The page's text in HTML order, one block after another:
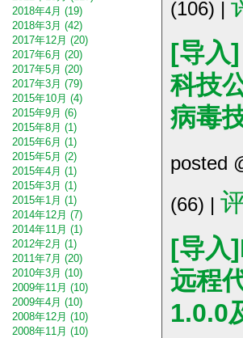
2018年4月 (19)
2018年3月 (42)
2017年12月 (20)
2017年6月 (20)
2017年5月 (20)
2017年3月 (79)
2015年10月 (4)
2015年9月 (6)
2015年8月 (1)
2015年6月 (1)
2015年5月 (2)
2015年4月 (1)
2015年3月 (1)
2015年1月 (1)
2014年12月 (7)
2014年11月 (1)
2012年2月 (1)
2011年7月 (20)
2010年3月 (10)
2009年11月 (10)
2009年4月 (10)
2008年12月 (10)
2008年11月 (10)
(106) |
[导入
科技
病毒
posted
(66) |
[导入
远程
1.0.0